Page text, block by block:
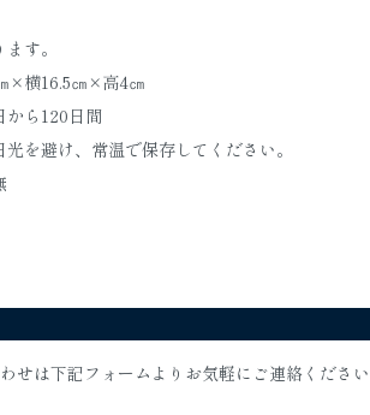
す。
×横16.5㎝×高4㎝
ら120日間
を避け、常温で保存してください。
せは下記フォームよりお気軽にご連絡ください